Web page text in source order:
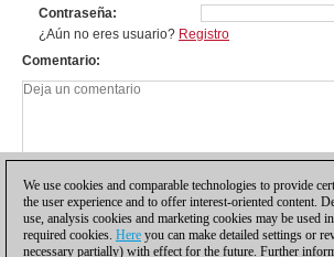
Contraseña
¿Aún no eres usuario? Registro
Comentario
We use cookies and comparable technologies to provide
the user experience and to offer interest-oriented content.
use, analysis cookies and marketing cookies may be used
required cookies. Here you can make detailed settings or
necessary partially) with effect for the future. Further